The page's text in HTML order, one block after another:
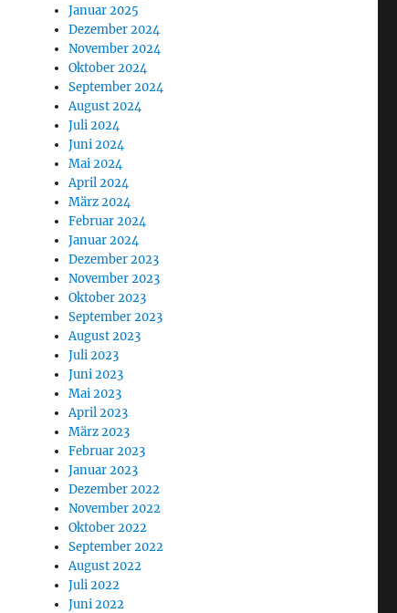
Januar 2025
Dezember 2024
November 2024
Oktober 2024
September 2024
August 2024
Juli 2024
Juni 2024
Mai 2024
April 2024
März 2024
Februar 2024
Januar 2024
Dezember 2023
November 2023
Oktober 2023
September 2023
August 2023
Juli 2023
Juni 2023
Mai 2023
April 2023
März 2023
Februar 2023
Januar 2023
Dezember 2022
November 2022
Oktober 2022
September 2022
August 2022
Juli 2022
Juni 2022